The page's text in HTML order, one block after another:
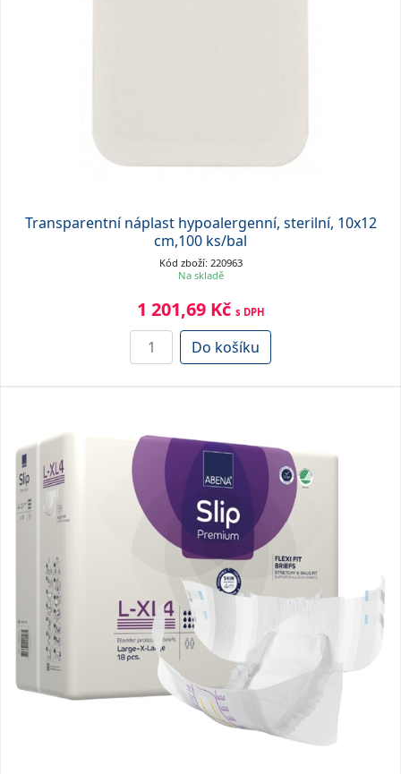
Transparentní náplast hypoalergenní, sterilní, 10x12
cm,100 ks/bal
Kód zboží: 220963
Na skladě
1 201,69 Kč s DPH
Do košíku